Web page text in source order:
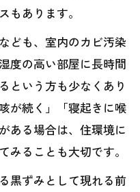
もあります。
ども、室内のカビ汚染
度の高い部屋に長時間
という方も少なくあり
が続く」「寝起きに喉
ある場合は、住環境に
みることも大切です。
黒ずみとして現れる前